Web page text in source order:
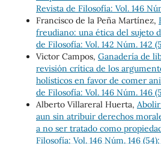
Revista de Filosofía: Vol. 146
Francisco de la Peña Martínez,
freudiano: una ética del sujeto
de Filosofía: Vol. 142 Núm. 142
Victor Campos, Ganadería de
revisión crítica de los
holísticos en favor de comer
de Filosofía: Vol. 146 Núm. 146
Alberto Villareral Huerta,
aun sin atribuir derechos
a no ser tratado como
Filosofía: Vol. 146 Núm. 146